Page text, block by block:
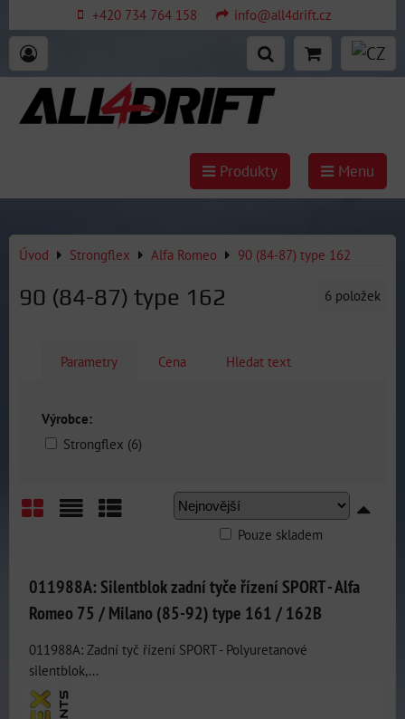
+420 734 764 158 info@all4drift.cz
Produkty Menu
Úvod Strongflex Alfa Romeo 90 (84-87) type 162
90 (84-87) type 162 6 položek
Parametry Cena Hledat text
Výrobce:
Strongflex (6)
Pouze skladem
011988A: Silentblok zadní tyče řízení SPORT - Alfa
Romeo 75 / Milano (85-92) type 161 / 162B
011988A: Zadní tyč řízení SPORT - Polyuretanové
silentblok,...